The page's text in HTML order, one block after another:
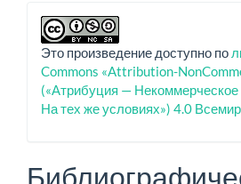
Это произведение доступно по
Commons «Attribution-
(«Атрибуция —
На тех же условиях») 4.0